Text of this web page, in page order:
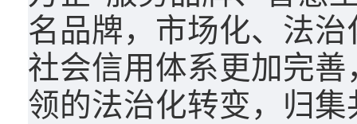
名品牌，市场化、法
社会信用体系更加完
领的法治化转变，归